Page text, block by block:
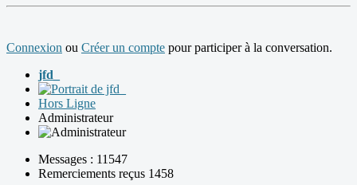
Connexion ou Créer un compte pour participer à la conversation.
jfd_
Hors Ligne
Administrateur
Messages : 11547
Remerciements reçus 1458